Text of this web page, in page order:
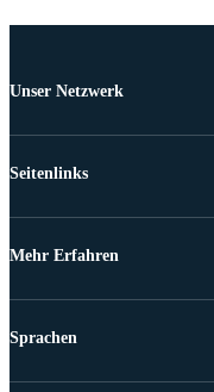
Unser Netzwerk
Seitenlinks
Mehr Erfahren
Sprachen